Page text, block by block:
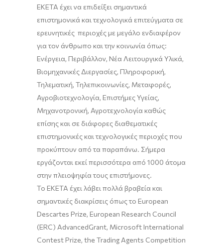
ΕΚΕΤΑ έχει να επιδείξει σημαντικά
επιστημονικά και τεχνολογικά επιτεύγματα σε
ερευνητικές περιοχές με μεγάλο ενδιαφέρον
για τον άνθρωπο και την κοινωνία όπως:
Ενέργεια, Περιβάλλον, Νέα Λειτουργικά Υλικά,
Βιομηχανικές Διεργασίες, Πληροφορική,
Τηλεματική, Τηλεπικοινωνίες, Μεταφορές,
Αγροβιοτεχνολογία, Επιστήμες Υγείας,
Μηχανοτρονική, Αγροτεχνολογία καθώς
επίσης και σε διάφορες διαθεματικές
επιστημονικές και τεχνολογικές περιοχές που
προκύπτουν από τα παραπάνω. Σήμερα
εργάζονται εκεί περισσότερα από 1000 άτομα
στην πλειοψηφία τους επιστήμονες.
Το ΕΚΕΤΑ έχει λάβει πολλά βραβεία και
σημαντικές διακρίσεις όπως το European
Descartes Prize, European Research Council
(ERC) AdvancedGrant, Microsoft International
ContestPrize, the Trading Agents Competition